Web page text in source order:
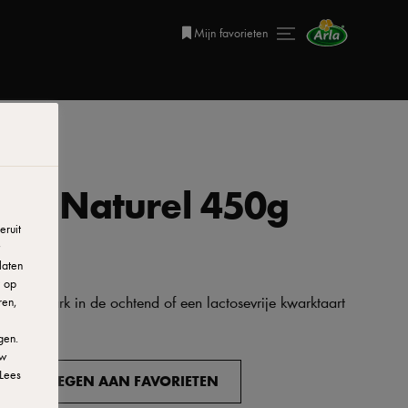
Mijn favorieten
Naturel 450g
kwark in de ochtend of een lactosevrije kwarktaart
TOEVOEGEN AAN FAVORIETEN
op